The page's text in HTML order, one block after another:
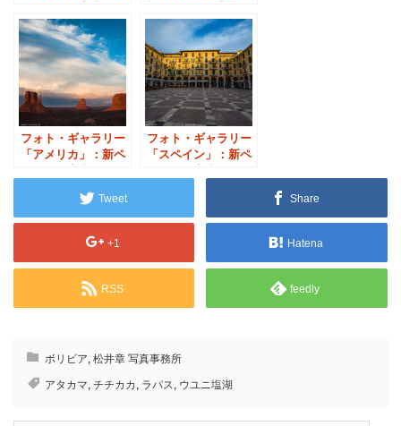
フォト・ギャラリー
「アメリカ」：新ペ
フォト・ギャラリー
「スペイン」：新ペ
Tweet Share
+1 Hatena
RSS feedly
ボリビア, 松井章 写真事務所
アタカマ, チチカカ , ラパス, ウユニ塩湖